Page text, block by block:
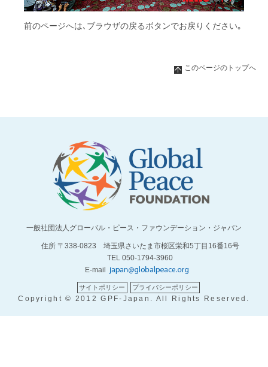
前のページへは､ブラウザの戻るボタンでお戻りください｡
このページのトップへ
一般社団法人グローバル・ピース・ファウンデーション・ジャパン
住所 〒338-0823 埼玉県さいたま市桜区栄和5丁目16番16号
TEL 050-1794-3960
E-mail
サイトポリシー
プライバシーポリシー
Copyright © 2012 GPF-Japan. All Rights Reserved.